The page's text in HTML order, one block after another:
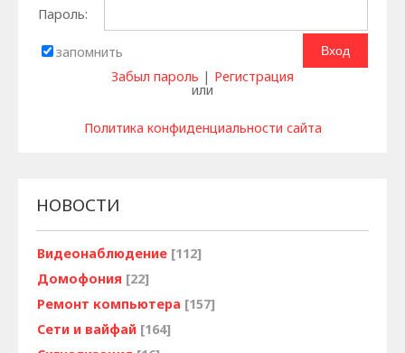
Пароль:
запомнить
Забыл пароль | Регистрация
или
Политика конфиденциальности сайта
НОВОСТИ
Видеонаблюдение [112]
Домофония [22]
Ремонт компьютера [157]
Сети и вайфай [164]